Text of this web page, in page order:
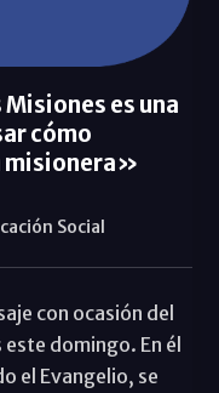
es una
cómo
misionera»
Social
con ocasión del
domingo. En él
el Evangelio, se